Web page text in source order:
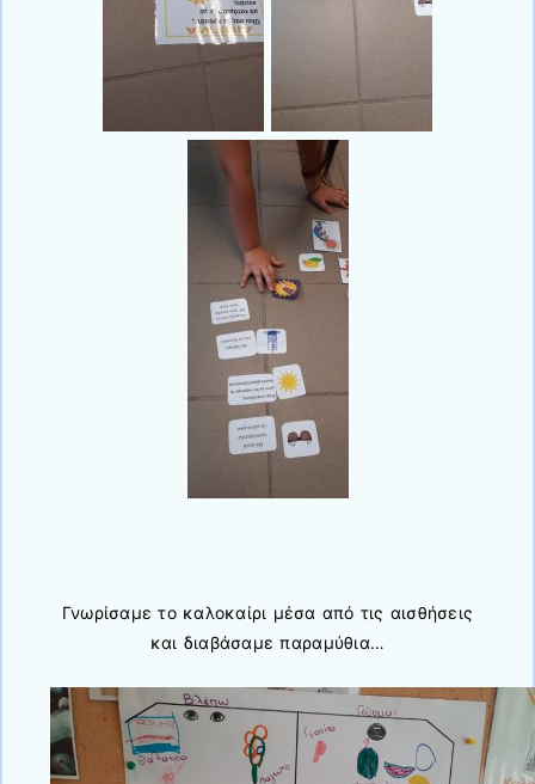
Γνωρίσαμε το καλοκαίρι μέσα από τις αισθήσεις
και διαβάσαμε παραμύθια…